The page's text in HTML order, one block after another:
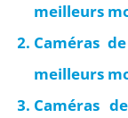
meilleurs
Caméras
meilleurs
Caméras